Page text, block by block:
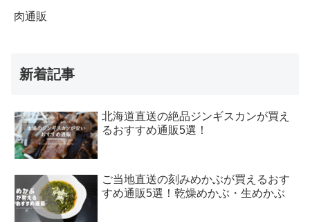
肉通販
新着記事
北海道直送の絶品ジンギスカンが買え
るおすすめ通販5選！
ご当地直送の刻みめかぶが買えるおす
すめ通販5選！乾燥めかぶ・生めかぶ